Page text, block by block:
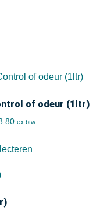
of odeur (1ltr)
ex btw